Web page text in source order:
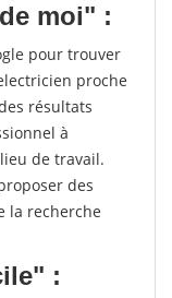
moi" :
pour trouver
proche
résultats
à
de travail.
des
la recherche
: